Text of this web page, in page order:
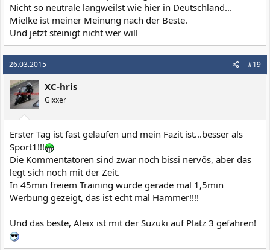
Nicht so neutrale langweilst wie hier in Deutschland...
Mielke ist meiner Meinung nach der Beste.
Und jetzt steinigt nicht wer will
26.03.2015 #19
XC-hris
Gixxer
Erster Tag ist fast gelaufen und mein Fazit ist...besser als
Sport1!!!
Die Kommentatoren sind zwar noch bissi nervös, aber das
legt sich noch mit der Zeit.
In 45min freiem Training wurde gerade mal 1,5min
Werbung gezeigt, das ist echt mal Hammer!!!!
Und das beste, Aleix ist mit der Suzuki auf Platz 3 gefahren!